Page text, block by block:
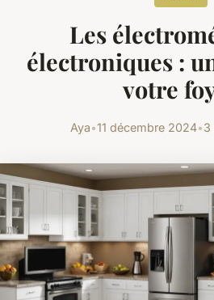
Les
électroniques :
votre
Aya•11 décembre 2024•3